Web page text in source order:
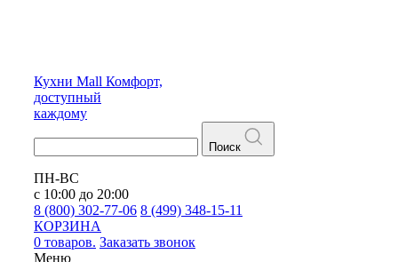
Кухни Mall Комфорт,
доступный
каждому
Поиск
ПН-ВС
с 10:00 до 20:00
8 (800) 302-77-06 8 (499) 348-15-11
КОРЗИНА
0 товаров. Заказать звонок
Меню